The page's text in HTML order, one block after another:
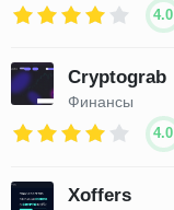
4.0
Cryptograb
Финансы
4.0
Xoffers